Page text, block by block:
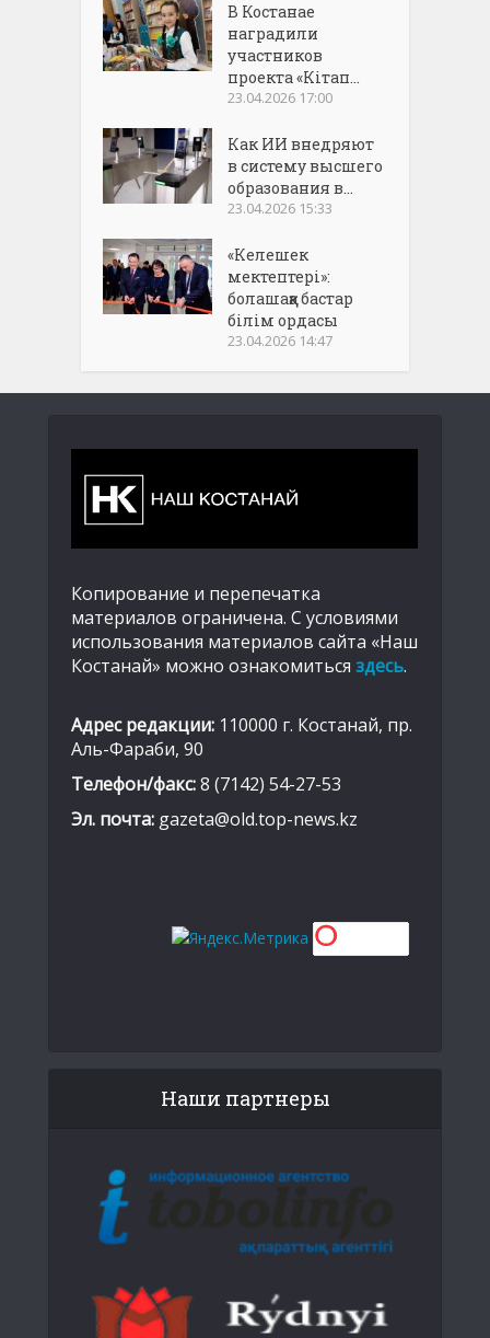
В Костанае
наградили
участников
проекта «Кітап...
23.04.2026 17:00
Как ИИ внедряют
в систему высшего
образования в...
23.04.2026 15:33
«Келешек
мектептері»:
болашаққа бастар
білім ордасы
23.04.2026 14:47
Копирование и перепечатка
материалов ограничена. С условиями
использования материалов сайта «Наш
Костанай» можно ознакомиться здесь.
Адрес редакции: 110000 г. Костанай, пр.
Аль-Фараби, 90
Телефон/факс:8 (7142) 54-27-53
Эл. почта: gazeta@old.top-news.kz
Наши партнеры